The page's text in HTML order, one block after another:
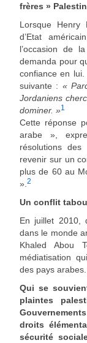
frères »
Lorsque Henry
d’Etat
l’occasion de
demanda pour
confiance en lui.
suivante : «
Jordaniens
dominer. »1
Cette réponse
arabe »,
résolutions
revenir sur un
plus de 60 au
». 2
Un conflit tabou
En juillet 2010,
dans le monde
Khaled Abou
médiatisation
des pays arabes.
Qui se
plaintes
droits
sécurité